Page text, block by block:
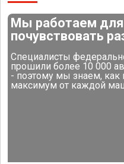
Мы работаем
почувствовать
Специалисты
прошили более 10 000
- поэтому мы знаем, как
максимум от каждой